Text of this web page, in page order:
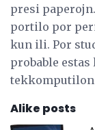
presi
portilo por
kun ili. Por
probable
Alike posts